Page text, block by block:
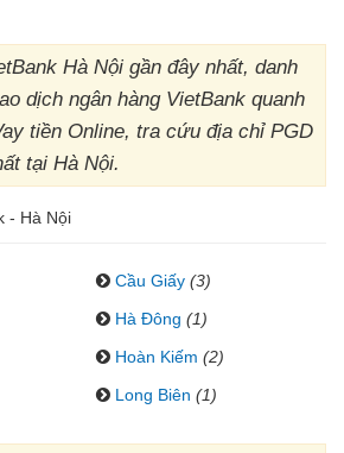
Hà Nội gần đây nhất, danh
dịch ngân hàng VietBank quanh
tiền Online, tra cứu địa chỉ PGD
tại Hà Nội.
- Hà Nội
Cầu Giấy (3)
Hà Đông (1)
Hoàn Kiếm (2)
Long Biên (1)